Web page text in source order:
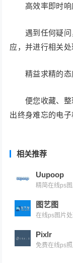
高效率即时响
遇到任何疑问
应，并进行相关处
精益求精的态
便您收藏、整
出终身难忘的电子
相关推荐
Uupoop
精简在线ps
图艺图
在线ps图片
Pixlr
免费在线ps